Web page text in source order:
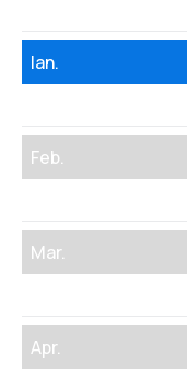
Ian.
Feb.
Mar.
Apr.